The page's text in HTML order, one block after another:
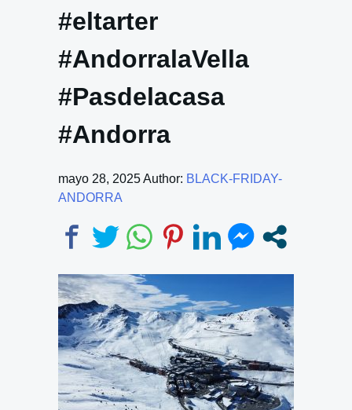
#eltarter
#AndorralaVella
#Pasdelacasa
#Andorra
mayo 28, 2025Author: BLACK-FRIDAY-
ANDORRA